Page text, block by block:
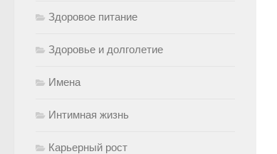
Здоровое питание
Здоровье и долголетие
Имена
Интимная жизнь
Карьерный рост